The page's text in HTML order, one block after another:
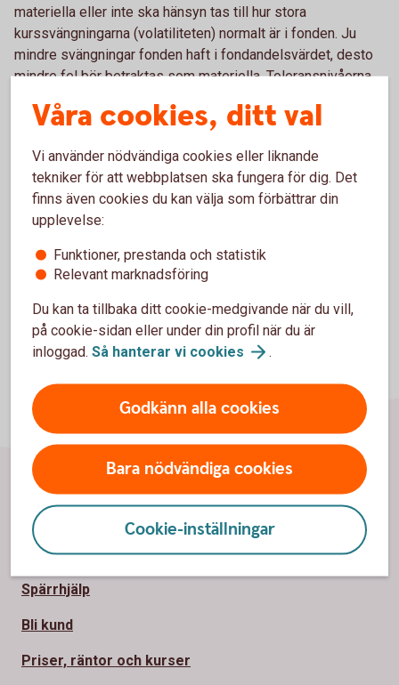
materiella eller inte ska hänsyn tas till hur stora
kurssvängningarna (volatiliteten) normalt är i fonden. Ju
mindre svängningar fonden haft i fondandelsvärdet, desto
mindre fel bör betraktas som materiella. Toleransnivåerna
från fondens riskkategori (skala 1-7). Fondens riskkategori
för kurssvängningar på marknaden. Normalt har en
aktiefond en högre riskkategori och därmed högre
volatilitet än exempelvis en räntefond, vilket resulterar i en
högre toleransnivå.
Våra cookies, ditt val
Vi använder nödvändiga cookies eller liknande
tekniker för att webbplatsen ska fungera för dig. Det
finns även cookies du kan välja som förbättrar din
upplevelse:
Funktioner, prestanda och statistik
Relevant marknadsföring
Du kan ta tillbaka ditt cookie-medgivande när du vill,
på cookie-sidan eller under din profil när du är
inloggad. Så hanterar vi cookies .
Godkänn alla cookies
Bara nödvändiga cookies
Cookie-inställningar
Sidfot
Hitta snabbt
Kontakta oss
Spärrhjälp
Bli kund
Priser, räntor och kurser